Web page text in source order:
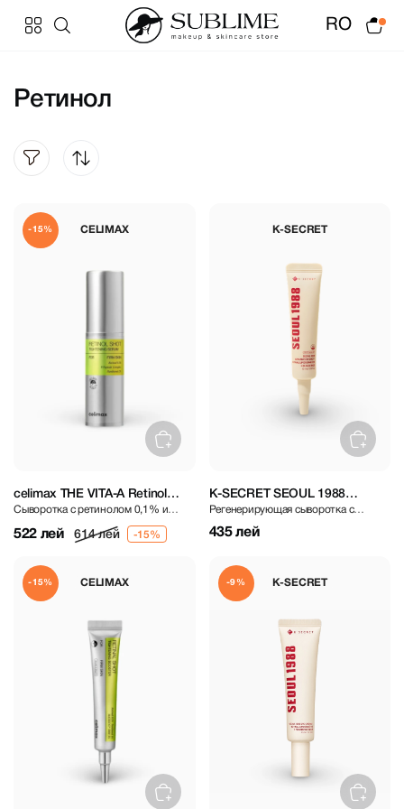
RO
Ретинол
CELIMAX
-15%
celimax THE VITA-A Retinol
Shot Tightening Serum 30 ml
Сыворотка с ретинолом 0,1% и
522 лей 614 лей
K-SECRET
K-SECRET SEOUL 1988
Advanced Shot: Retinal
Liposome 12% + Black Rice 15
Регенерирующая сыворотка с
липосомальным ретиналем 12% и
микроиглами
435 лей
CELIMAX
-15% K-SECRET
-9%